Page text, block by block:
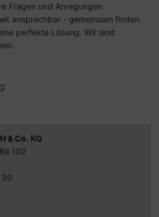
Fragen und Anregungen
ansprechbar - gemeinsam finden
perfekte Lösung. Wir sind
& Co. KG
102
30